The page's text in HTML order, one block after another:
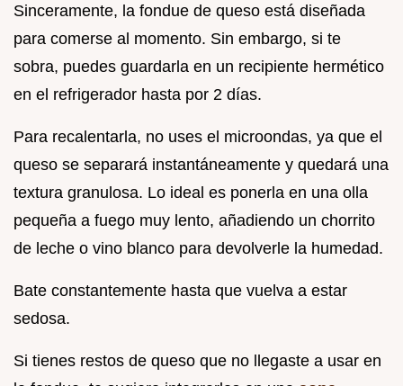
Sinceramente, la fondue de queso está diseñada
para comerse al momento. Sin embargo, si te
sobra, puedes guardarla en un recipiente hermético
en el refrigerador hasta por 2 días.
Para recalentarla, no uses el microondas, ya que el
queso se separará instantáneamente y quedará una
textura granulosa. Lo ideal es ponerla en una olla
pequeña a fuego muy lento, añadiendo un chorrito
de leche o vino blanco para devolverle la humedad.
Bate constantemente hasta que vuelva a estar
sedosa.
Si tienes restos de queso que no llegaste a usar en